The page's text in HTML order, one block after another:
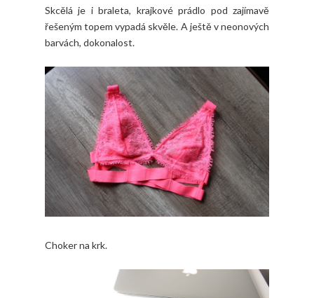
Skcělá je i braleta, krajkové prádlo pod zajímavě
řešeným topem vypadá skvěle. A ještě v neonových
barvách, dokonalost.
Choker na krk.